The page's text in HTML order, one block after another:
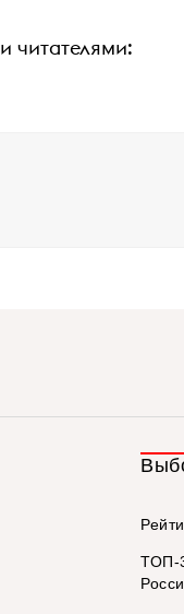
читателями:
ТОП-